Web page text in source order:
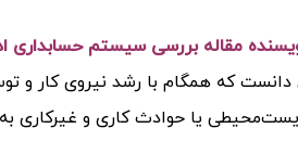
مقاله بررسی سيستم حسابداری
که همگام با رشد نیروی کار و
یا حوادث کاری و غیرکاری